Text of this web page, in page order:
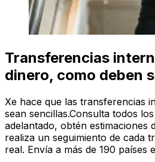
Transferencias
dinero, como deben
Xe hace que las transferencias
sean sencillas.Consulta todos
adelantado, obtén estimaciones
realiza un seguimiento de cada
real. Envía a más de 190 países